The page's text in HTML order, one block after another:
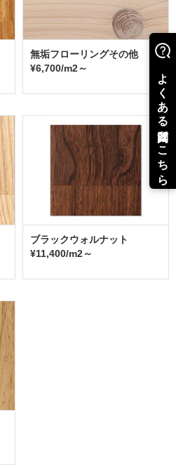
無垢フローリングその他
¥6,700/m2～
ブラックウォルナット
¥11,400/m2～